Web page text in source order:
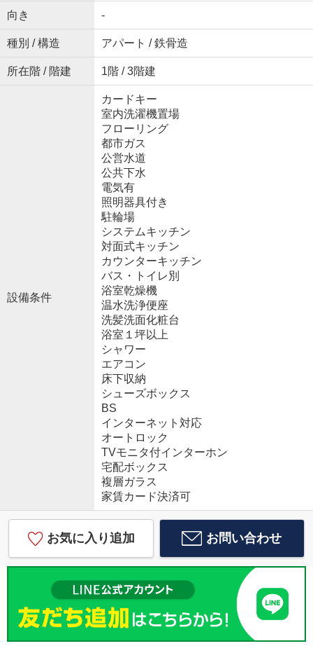
向き -
種別 / 構造 アパート / 鉄骨造
所在階 / 階建 1階 / 3階建
設備条件
カードキー
室内洗濯機置場
フローリング
都市ガス
公営水道
公共下水
電気有
照明器具付き
駐輪場
システムキッチン
対面式キッチン
カウンターキッチン
バス・トイレ別
浴室乾燥機
温水洗浄便座
洗髪洗面化粧台
浴室１坪以上
シャワー
エアコン
床下収納
シューズボックス
BS
インターネット対応
オートロック
TVモニタ付インターホン
宅配ボックス
複層ガラス
家賃カード決済可
お気に入り追加 お問い合わせ